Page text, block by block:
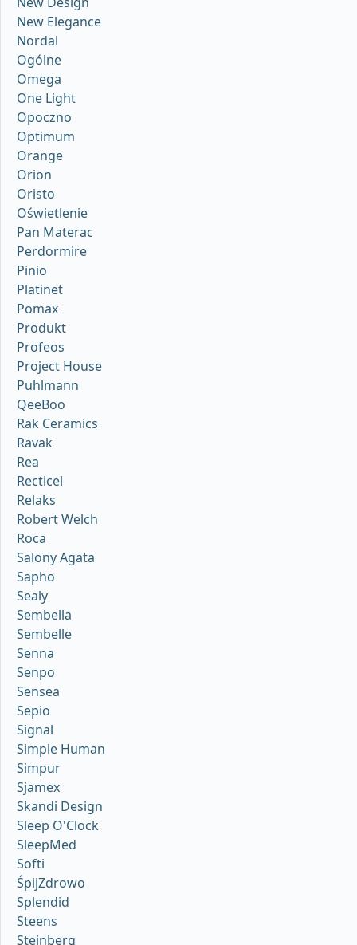
New Elegance
Nordal
Ogólne
Omega
One Light
Opoczno
Optimum
Orange
Orion
Oristo
Oświetlenie
Pan Materac
Perdormire
Pinio
Platinet
Pomax
Produkt
Profeos
Project House
Puhlmann
QeeBoo
Rak Ceramics
Ravak
Rea
Recticel
Relaks
Robert Welch
Roca
Salony Agata
Sapho
Sealy
Sembella
Sembelle
Senna
Senpo
Sensea
Sepio
Signal
Simple Human
Simpur
Sjamex
Skandi Design
Sleep O'Clock
SleepMed
Softi
ŚpijZdrowo
Splendid
Steens
Steinberg